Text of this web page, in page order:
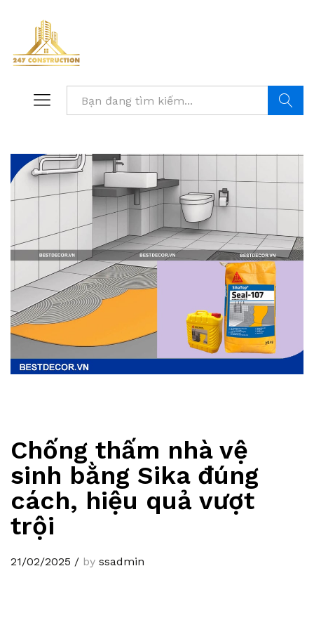
Chống thấm nhà vệ
sinh bằng Sika đúng
cách, hiệu quả vượt
trội
21/02/2025 / by ssadmin